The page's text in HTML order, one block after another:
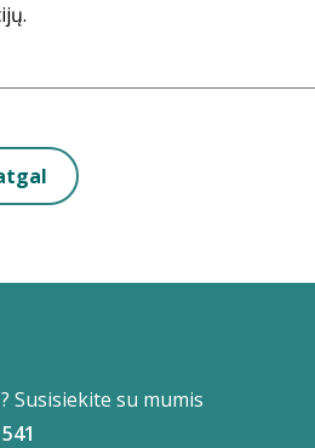
Susisiekite su mumis